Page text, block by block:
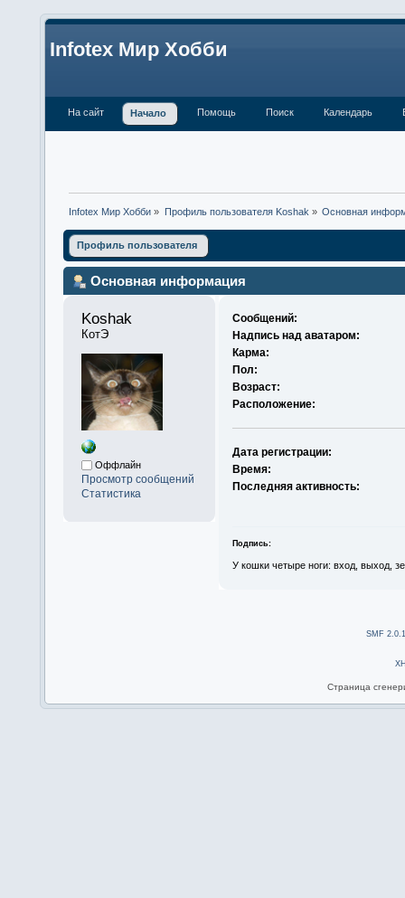
Infotex Мир Хобби
На сайт Начало Помощь Поиск Календарь
Infotex Мир Хобби » Профиль пользователя Koshak » Основная
Профиль пользователя
Основная информация
Koshak
КотЭ
Оффлайн
Просмотр сообщений
Статистика
Сообщений:
Надпись над аватаром:
Карма:
Пол:
Возраст:
Расположение:
Дата регистрации:
Время:
Последняя активность:
Подпись:
У кошки четыре ноги: вход, выход,
SMF
Страница